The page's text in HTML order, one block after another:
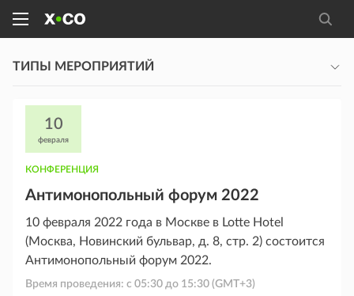
ТИПЫ МЕРОПРИЯТИЙ
10
февраля
КОНФЕРЕНЦИЯ
Антимонопольный форум 2022
10 февраля 2022 года в Москве в Lotte Hotel
(Москва, Новинский бульвар, д. 8, стр. 2) состоится
Антимонопольный форум 2022.
Время проведения: с 05:30 до 15:30 (GMT+3)